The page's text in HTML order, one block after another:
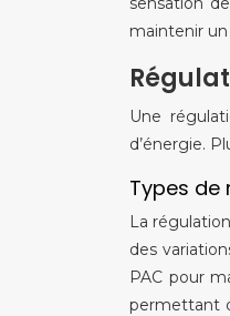
maintenir
Une
d’énergie.
Types de
La
des
PAC pour
permettant